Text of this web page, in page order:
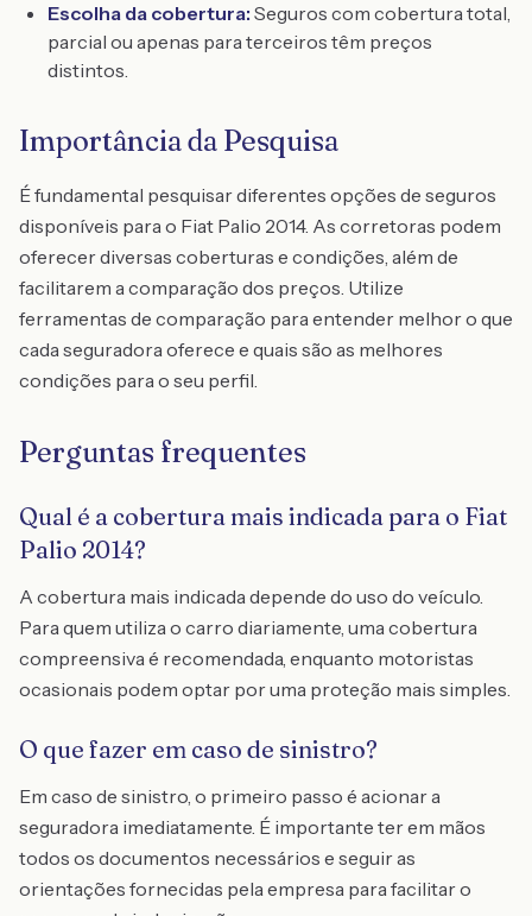
Escolha da cobertura: Seguros com cobertura total,
parcial ou apenas para terceiros têm preços
distintos.
Importância da Pesquisa
É fundamental pesquisar diferentes opções de seguros
disponíveis para o Fiat Palio 2014. As corretoras podem
oferecer diversas coberturas e condições, além de
facilitarem a comparação dos preços. Utilize
ferramentas de comparação para entender melhor o que
cada seguradora oferece e quais são as melhores
condições para o seu perfil.
Perguntas frequentes
Qual é a cobertura mais indicada para o Fiat
Palio 2014?
A cobertura mais indicada depende do uso do veículo.
Para quem utiliza o carro diariamente, uma cobertura
compreensiva é recomendada, enquanto motoristas
ocasionais podem optar por uma proteção mais simples.
O que fazer em caso de sinistro?
Em caso de sinistro, o primeiro passo é acionar a
seguradora imediatamente. É importante ter em mãos
todos os documentos necessários e seguir as
orientações fornecidas pela empresa para facilitar o